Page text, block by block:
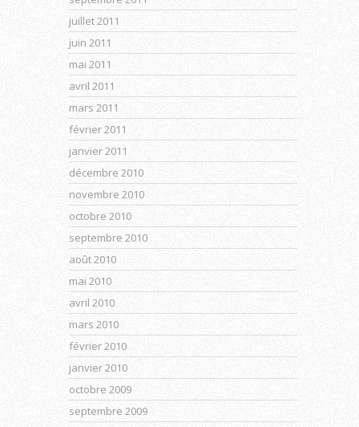
juillet 2011
juin 2011
mai 2011
avril 2011
mars 2011
février 2011
janvier 2011
décembre 2010
novembre 2010
octobre 2010
septembre 2010
août 2010
mai 2010
avril 2010
mars 2010
février 2010
janvier 2010
octobre 2009
septembre 2009